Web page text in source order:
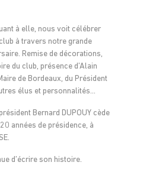
à elle, nous voit célébrer
à travers notre grande
Remise de décorations,
du club, présence d’Alain
de Bordeaux, du Président
élus et personnalités…
Bernard DUPOUY cède
années de présidence, à
d’écrire son histoire.